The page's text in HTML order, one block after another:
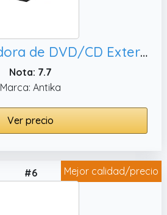
Antika Grabadora de DVD/CD Externa USB 3.0 Portátil Diseño Ultra Delgado, Compatible con WIN98/XP/WIN7/WIN8/WIN10/XP/Mac OS 8.6
Nota: 7.7
Marca: Antika
Ver precio
Mejor calidad/precio
#6